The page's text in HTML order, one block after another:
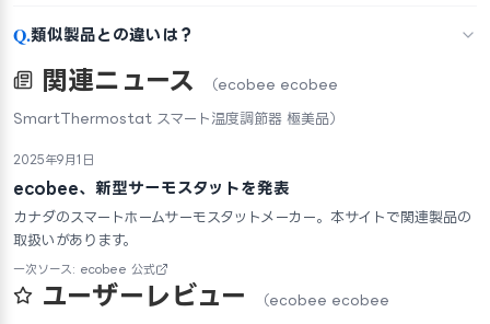
Q.類似製品との違いは？
関連ニュース （ecobee ecobee
SmartThermostat スマート温度調節器 極美品）
2025年9月1日
ecobee、新型サーモスタットを発表
カナダのスマートホームサーモスタットメーカー。本サイトで関連製品の
取扱いがあります。
一次ソース: ecobee 公式
ユーザーレビュー （ecobee ecobee